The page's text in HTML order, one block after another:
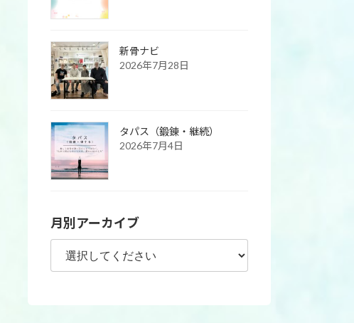
新骨ナビ
2026年7月28日
タパス（鍛錬・継続）
2026年7月4日
月別アーカイブ